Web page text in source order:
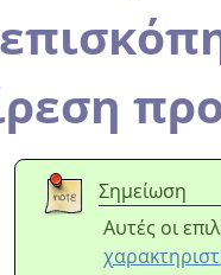
Σημείωση
Αυτές οι